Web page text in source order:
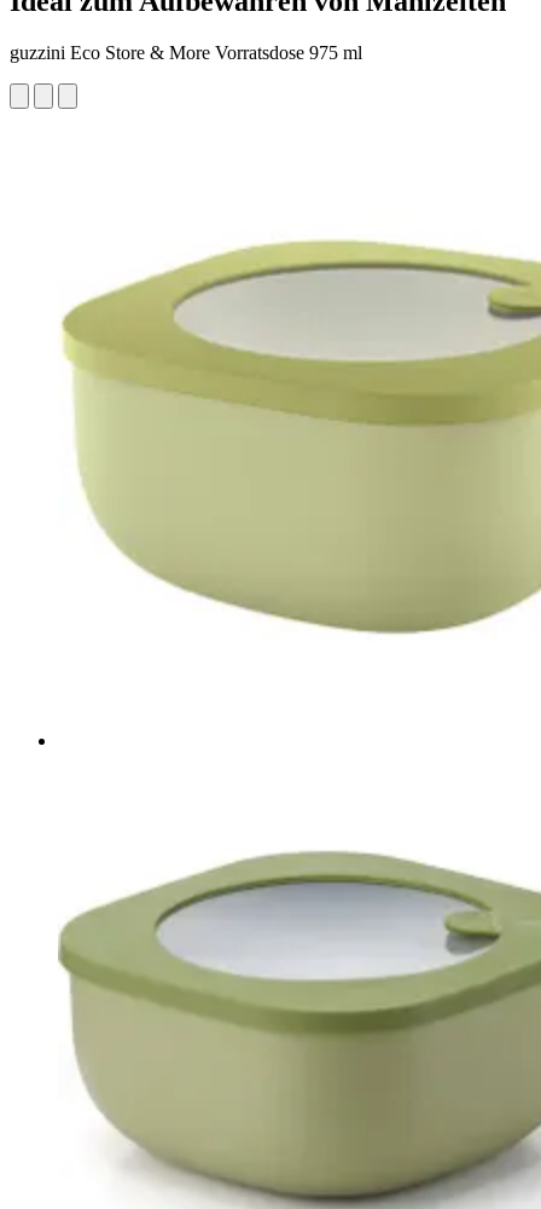
guzzini Eco Store & More Vorratsdose 975 ml